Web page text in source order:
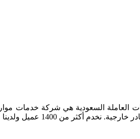
نخدم أكثر من 1400 عميل ولدينا مكاتب في جدة والرياض والمدينة المنورة والخبر.